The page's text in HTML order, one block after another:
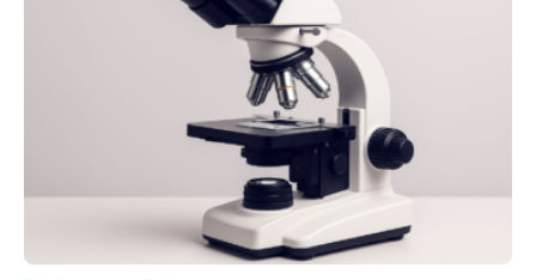
Betroffenen zu verbessern. Dazu schreibt sie auch in
diesem Jahr wieder deutschlandweit den Hentschel-
Preis aus. Er richtet sich gezielt an jüngere
Forscherinnen und Forscher unter 40 Jahren. Geehrt
werden soll eine herausragende Doktorarbeit oder eine
hochrangige wissenschaftliche Publikation zum Thema